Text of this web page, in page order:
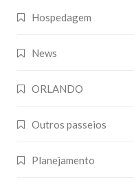
Hospedagem
News
ORLANDO
Outros passeios
Planejamento